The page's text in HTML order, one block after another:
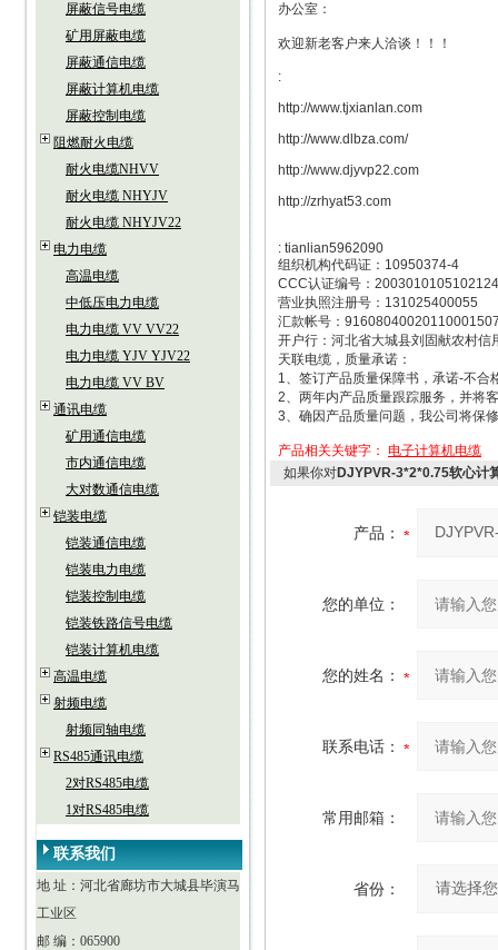
屏蔽信号电缆
矿用屏蔽电缆
屏蔽通信电缆
屏蔽计算机电缆
屏蔽控制电缆
阻燃耐火电缆
耐火电缆NHVV
耐火电缆 NHYJV
耐火电缆 NHYJV22
电力电缆
高温电缆
中低压电力电缆
电力电缆 VV VV22
电力电缆 YJV YJV22
电力电缆 VV BV
通讯电缆
矿用通信电缆
市内通信电缆
大对数通信电缆
铠装电缆
铠装通信电缆
铠装电力电缆
铠装控制电缆
铠装铁路信号电缆
铠装计算机电缆
高温电缆
射频电缆
射频同轴电缆
RS485通讯电缆
2对RS485电缆
1对RS485电缆
联系我们
地 址：河北省廊坊市大城县毕演马
工业区
邮 编：065900
办公室：
欢迎新老客户来人洽谈！！！
:
http://www.tjxianlan.com
http://www.dlbza.com/
http://www.djyvp22.com
http://zrhyat53.com
: tianlian5962090
组织机构代码证：10950374-4
CCC认证编号：2003010105102124
营业执照注册号：131025400055
汇款帐号：
开户行：河北省大城县刘固献农村信
天联电缆，质量承诺：
1、签订产品质量保障书，承诺-不合
2、两年内产品质量跟踪服务，并将
3、确因产品质量问题，我公司将保
产品相关关键字： 电子计算机电缆
如果你对DJYPVR-3*2*0.75软心计
产品：
您的单位：
您的姓名：
联系电话：
常用邮箱：
省份：